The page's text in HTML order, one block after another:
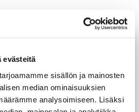
evästeitä
sisällön ja mainosten
median ominaisuuksien
analysoimiseen. Lisäksi